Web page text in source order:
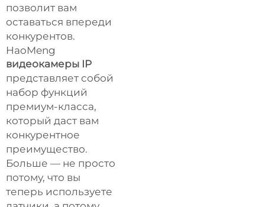
позволит вам
оставаться впереди
конкурентов.
HaoMeng
видеокамеры IP
представляет собой
набор функций
премиум-класса,
который даст вам
конкурентное
преимущество.
Больше — не просто
потому, что вы
теперь используете